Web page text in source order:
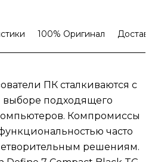
100% Оригинал
ПК сталкиваются с
подходящего
Компромиссы
часто
решениям.